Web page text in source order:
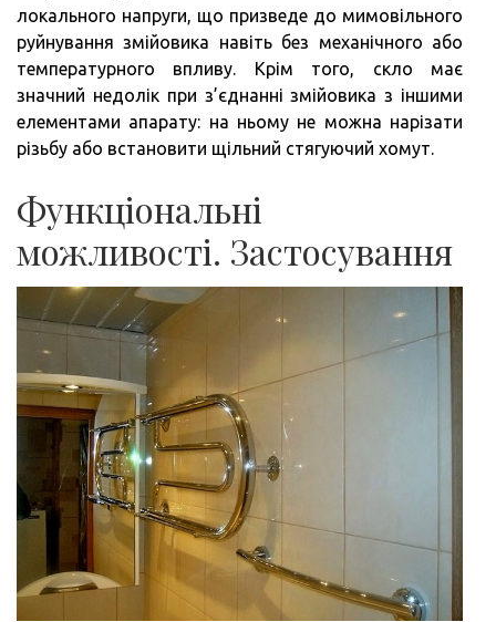
локального напруги, що призведе до мимовільного
руйнування змійовика навіть без механічного або
температурного впливу. Крім того, скло має
значний недолік при з’єднанні змійовика з іншими
елементами апарату: на ньому не можна нарізати
різьбу або встановити щільний стягуючий хомут.
Функціональні
можливості. Застосування